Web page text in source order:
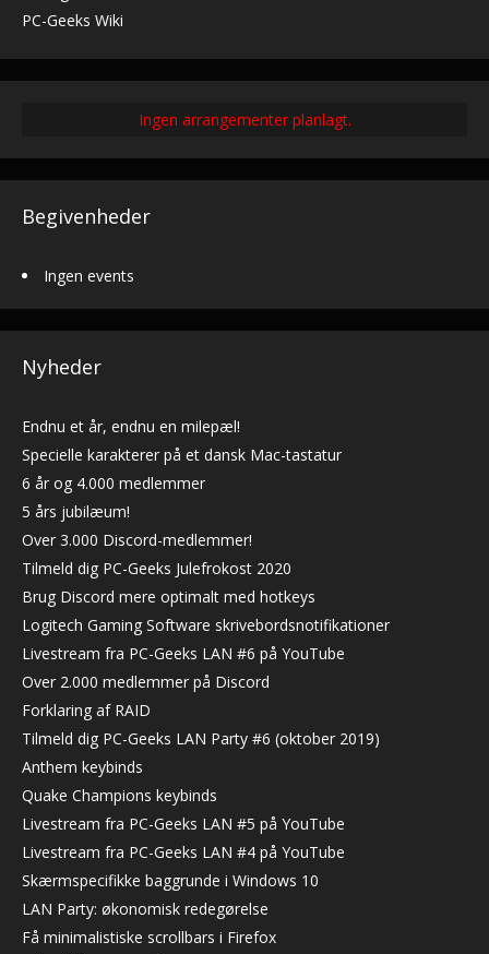
PC-Geeks Wiki
Ingen arrangementer planlagt.
Begivenheder
Ingen events
Nyheder
Endnu et år, endnu en milepæl!
Specielle karakterer på et dansk Mac-tastatur
6 år og 4.000 medlemmer
5 års jubilæum!
Over 3.000 Discord-medlemmer!
Tilmeld dig PC-Geeks Julefrokost 2020
Brug Discord mere optimalt med hotkeys
Logitech Gaming Software skrivebordsnotifikationer
Livestream fra PC-Geeks LAN #6 på YouTube
Over 2.000 medlemmer på Discord
Forklaring af RAID
Tilmeld dig PC-Geeks LAN Party #6 (oktober 2019)
Anthem keybinds
Quake Champions keybinds
Livestream fra PC-Geeks LAN #5 på YouTube
Livestream fra PC-Geeks LAN #4 på YouTube
Skærmspecifikke baggrunde i Windows 10
LAN Party: økonomisk redegørelse
Få minimalistiske scrollbars i Firefox